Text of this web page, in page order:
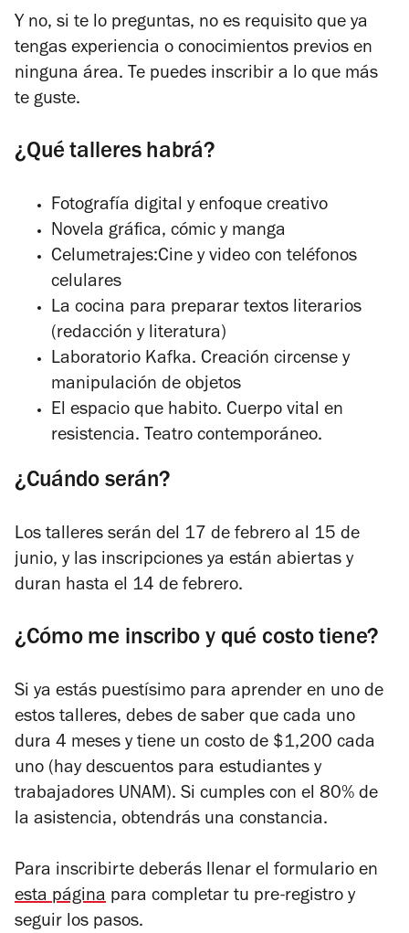
Y no, si te lo preguntas, no es requisito que ya
tengas experiencia o conocimientos previos en
ninguna área. Te puedes inscribir a lo que más
te guste.
¿Qué talleres habrá?
Fotografía digital y enfoque creativo
Novela gráfica, cómic y manga
Celumetrajes:Cine y video con teléfonos
celulares
La cocina para preparar textos literarios
(redacción y literatura)
Laboratorio Kafka. Creación circense y
manipulación de objetos
El espacio que habito. Cuerpo vital en
resistencia. Teatro contemporáneo.
¿Cuándo serán?
Los talleres serán del 17 de febrero al 15 de
junio, y las inscripciones ya están abiertas y
duran hasta el 14 de febrero.
¿Cómo me inscribo y qué costo tiene?
Si ya estás puestísimo para aprender en uno de
estos talleres, debes de saber que cada uno
dura 4 meses y tiene un costo de $1,200 cada
uno (hay descuentos para estudiantes y
trabajadores UNAM). Si cumples con el 80% de
la asistencia, obtendrás una constancia.
Para inscribirte deberás llenar el formulario en
esta página para completar tu pre-registro y
seguir los pasos.